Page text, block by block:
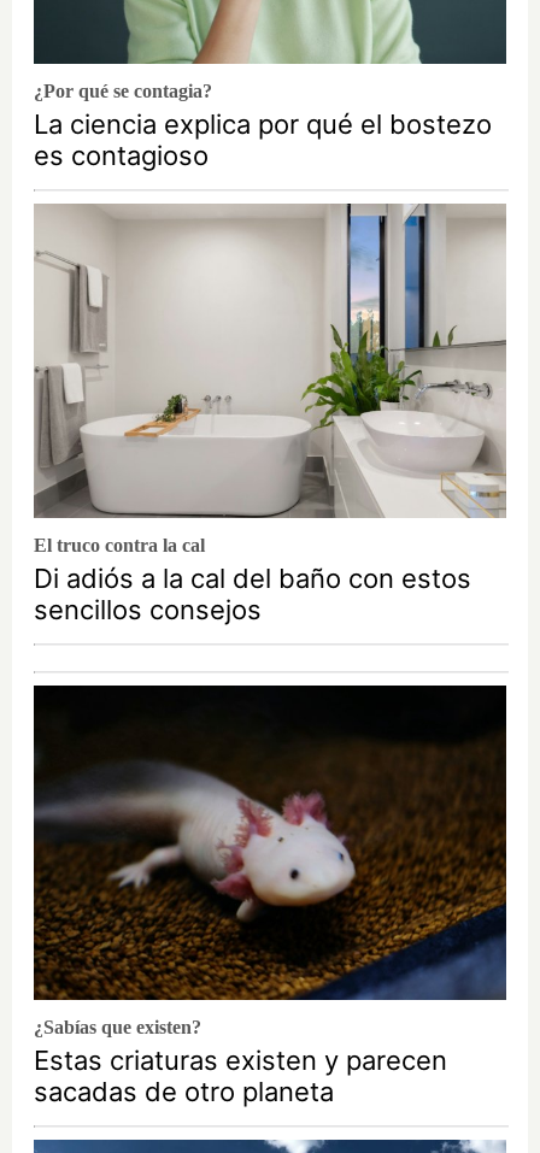
¿Por qué se contagia?
La ciencia explica por qué el bostezo
es contagioso
El truco contra la cal
Di adiós a la cal del baño con estos
sencillos consejos
¿Sabías que existen?
Estas criaturas existen y parecen
sacadas de otro planeta